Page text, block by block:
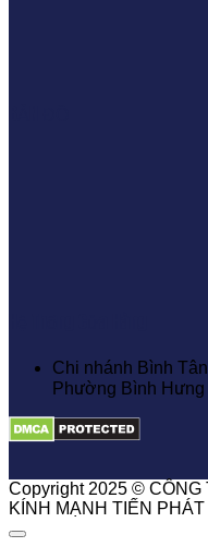
Chi nhánh Bình
Phường Bình
Copyright 2025 © CÔNG
KÍNH MẠNH TIẾN